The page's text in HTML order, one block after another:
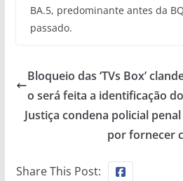
BA.5, predominante antes da
passado.
Bloqueio das ‘TVs Box’
o será feita a identificação
Justiça condena policial
por fornecer
Share This Post: